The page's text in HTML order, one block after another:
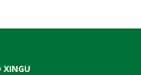
XINGU